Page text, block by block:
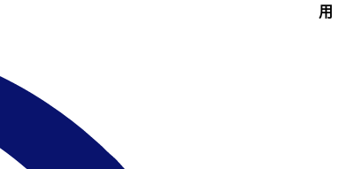
用